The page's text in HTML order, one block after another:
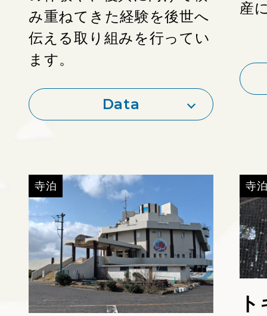
https://www.museum.city.nagaoka.niigata.jp/ 備
み重ねてきた経験を後世へ
伝える取り組みを行ってい
ます。
Data
MAP
産
寺泊 寺